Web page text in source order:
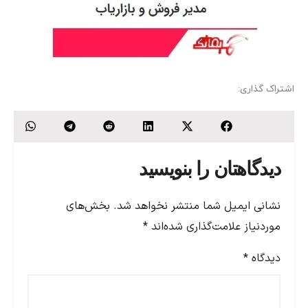
اشتراک گذاری:
دیدگاهتان را بنویسید
نشانی ایمیل شما منتشر نخواهد شد. بخش‌های
موردنیاز علامت‌گذاری شده‌اند *
دیدگاه *